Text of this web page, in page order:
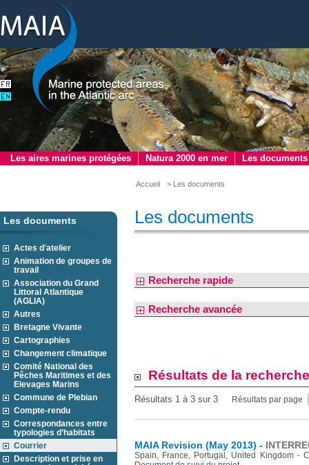
Les aires marines protégées Natura 2000 en mer Les documents
Accueil > Les documents
Les documents
Actes d'atelier
Animation de groupes de
travail
Association du Grand
Littoral Atlantique
(AGLIA)
Autres
Bretagne Vivante
Cartographies
Changement climatique
Comité National des
Pêches Maritimes et des
Elevages Marins
Commune de Plebian
Compte-rendu
Correspondances entre
typologies d’habitats
Courrier
Description et prise en
Les documents
Recherche rapide
Recherche avancée
Résultats de la recherche
Résultats 1 à 3 sur 3 Résultats par page
MAIA Revision (May 2013) -
Spain, France, Portugal, United Kingdom -